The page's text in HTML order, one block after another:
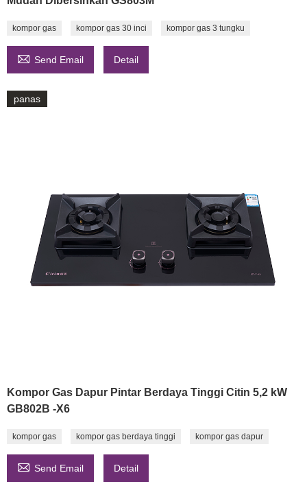
kompor gas kompor gas 30 inci kompor gas 3 tungku
 Send Email Detail
panas
Kompor Gas Dapur Pintar Berdaya Tinggi Citin 5,2 kW
GB802B -X6
kompor gas kompor gas berdaya tinggi kompor gas dapur
 Send Email Detail